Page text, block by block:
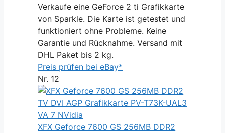
Verkaufe eine GeForce 2 ti Grafikkarte
von Sparkle. Die Karte ist getestet und
funktioniert ohne Probleme. Keine
Garantie und Rücknahme. Versand mit
DHL Paket bis 2 kg.
Preis prüfen bei eBay*
Nr. 12
XFX Geforce 7600 GS 256MB DDR2